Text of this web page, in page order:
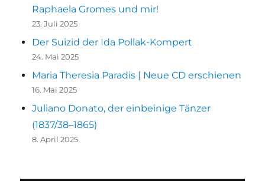
Raphaela Gromes und mir!
23. Juli 2025
Der Suizid der Ida Pollak-Kompert
24. Mai 2025
Maria Theresia Paradis | Neue CD erschienen
16. Mai 2025
Juliano Donato, der einbeinige Tänzer
(1837/38–1865)
8. April 2025